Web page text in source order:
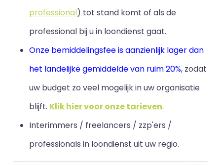
professional) tot stand komt of als de
professional bij u in loondienst gaat.
Onze bemiddelingsfee is aanzienlijk lager dan
het landelijke gemiddelde van ruim 20%, zodat
uw budget zo veel mogelijk in uw organisatie
blijft. Klik hier voor onze tarieven.
Interimmers / freelancers / zzp'ers /
professionals in loondienst uit uw regio.